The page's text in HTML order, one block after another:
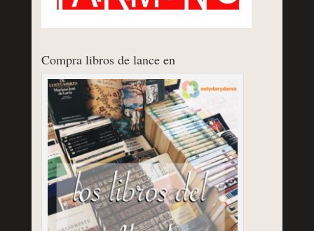
Compra libros de lance en